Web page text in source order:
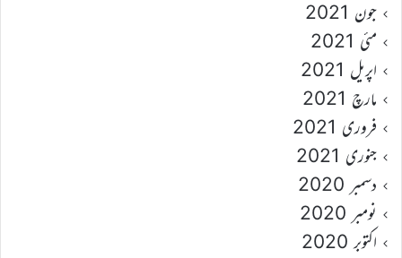
جون 2021
مئی 2021
اپریل 2021
مارچ 2021
فروری 2021
جنوری 2021
دسمبر 2020
نومبر 2020
اکتوبر 2020